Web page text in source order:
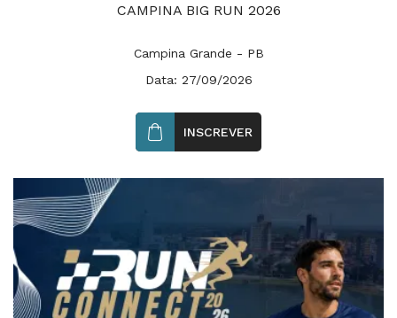
CAMPINA BIG RUN 2026
Campina Grande - PB
Data: 27/09/2026
INSCREVER